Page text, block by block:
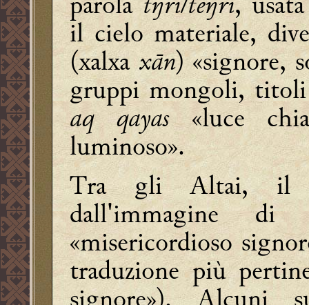
il cielo materiale,
(xalxaxān) «signore,
gruppi mongoli, titoli
aq qayas«luce
luminoso».
Tra gli Altai, il
dall'immagine
«misericordioso
traduzione più
signore»). Alcuni